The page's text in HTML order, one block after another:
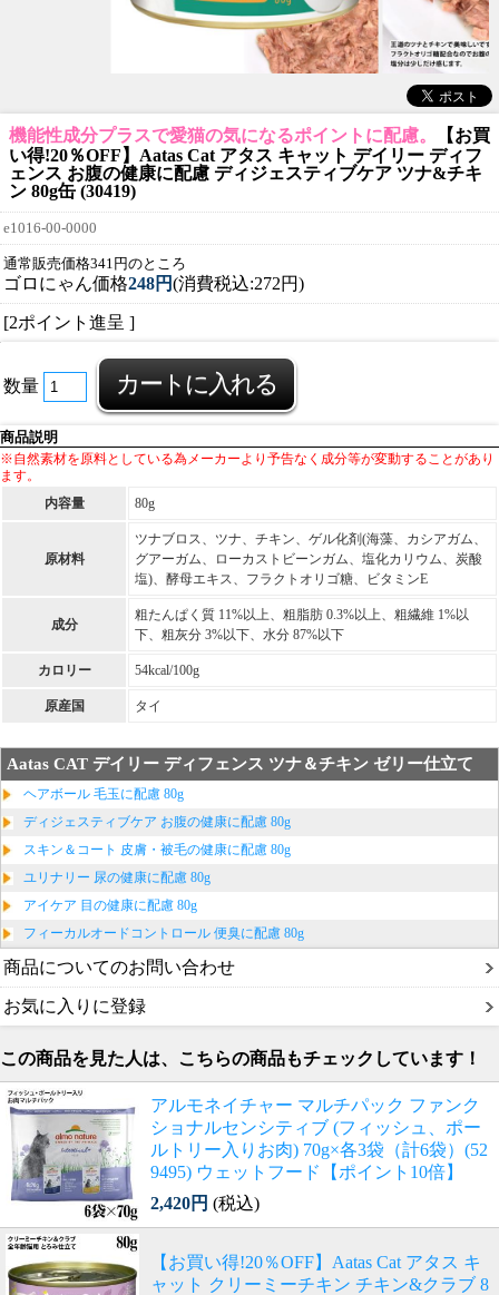
機能性成分プラスで愛猫の気になるポイントに配慮。
【お買
い得!20％OFF】Aatas Cat アタス キャット デイリー ディフ
ェンス お腹の健康に配慮 ディジェスティブケア ツナ&チキ
ン 80g缶 (30419)
e1016-00-0000
通常販売価格341円のところ
ゴロにゃん価格248円(消費税込:272円)
[2ポイント進呈 ]
数量
商品説明
※自然素材を原料としている為メーカーより予告なく成分等が変動することがあり
ます。
内容量
80g
原材料
ツナブロス、ツナ、チキン、ゲル化剤(海藻、カシアガム、
グアーガム、ローカストビーンガム、塩化カリウム、炭酸
塩)、酵母エキス、フラクトオリゴ糖、ビタミンE
成分
粗たんぱく質 11%以上、粗脂肪 0.3%以上、粗繊維 1%以
下、粗灰分 3%以下、水分 87%以下
カロリー 54kcal/100g
原産国 タイ
Aatas CAT デイリー ディフェンス ツナ＆チキン ゼリー仕立て
ヘアボール 毛玉に配慮 80g
ディジェスティブケア お腹の健康に配慮 80g
スキン＆コート 皮膚・被毛の健康に配慮 80g
ユリナリー 尿の健康に配慮 80g
アイケア 目の健康に配慮 80g
フィーカルオードコントロール 便臭に配慮 80g
商品についてのお問い合わせ
お気に入りに登録
この商品を見た人は、こちらの商品もチェックしています！
アルモネイチャー マルチパック ファンク
ショナルセンシティブ (フィッシュ、ポー
ルトリー入りお肉) 70g×各3袋（計6袋）(52
9495) ウェットフード【ポイント10倍】
2,420円 (税込)
【お買い得!20％OFF】Aatas Cat アタス キ
ャット クリーミーチキン チキン&クラブ 8